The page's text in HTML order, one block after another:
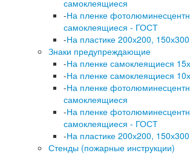
самоклеящиеся
-На пленке
самоклеящиеся - ГОСТ
-На пластике 200х200, 150х300
Знаки предупреждающие
-На пленке самоклеящиеся
-На пленке самоклеящиеся
-На пленке
самоклеящиеся
-На пленке
самоклеящиеся - ГОСТ
-На пластике 200х200, 150х300
Стенды (пожарные инструкции)